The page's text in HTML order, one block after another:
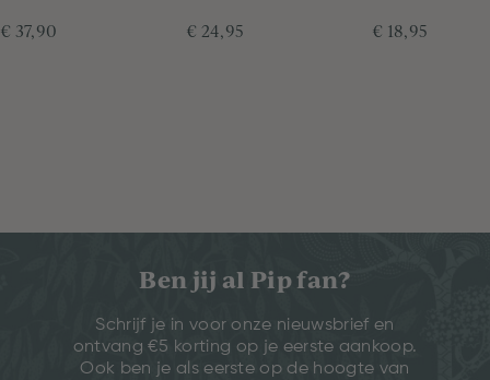
€ 37,90 € 24,95 € 18,95
Ben jij al Pip fan?
Schrijf je in voor onze nieuwsbrief en
ontvang €5 korting op je eerste aankoop.
Ook ben je als eerste op de hoogte van